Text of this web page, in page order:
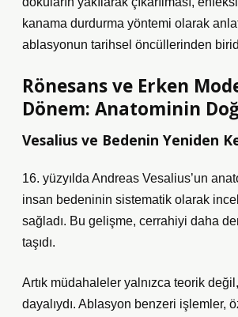
kanama durdurma yöntemi olarak
ablasyonun tarihsel öncüllerinden
Rönesans ve Erken
Dönem: Anatominin
Vesalius ve Bedenin Yeniden
16. yüzyılda Andreas Vesalius’un
insan bedeninin sistematik olarak
sağladı. Bu gelişme, cerrahiyi daha
taşıdı.
Artık müdahaleler yalnızca teorik
dayalıydı. Ablasyon benzeri işlemler,